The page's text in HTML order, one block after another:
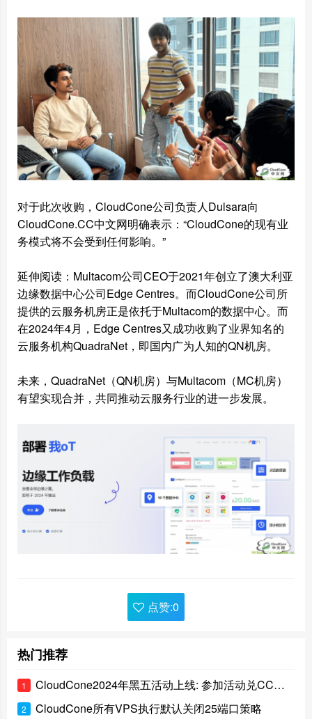
对于此次收购，CloudCone公司负责人Dulsara向
CloudCone.CC中文网明确表示：“CloudCone的现有业
务模式将不会受到任何影响。”
延伸阅读：Multacom公司CEO于2021年创立了澳大利亚
边缘数据中心公司Edge Centres。而CloudCone公司所
提供的云服务机房正是依托于Multacom的数据中心。而
在2024年4月，Edge Centres又成功收购了业界知名的
云服务机构QuadraNet，即国内广为人知的QN机房。
未来，QuadraNet（QN机房）与Multacom（MC机房）
有望实现合并，共同推动云服务行业的进一步发展。
点赞:0
热门推荐
1 CloudCone2024年黑五活动上线: 参加活动兑CC余额
2 CloudCone所有VPS执行默认关闭25端口策略